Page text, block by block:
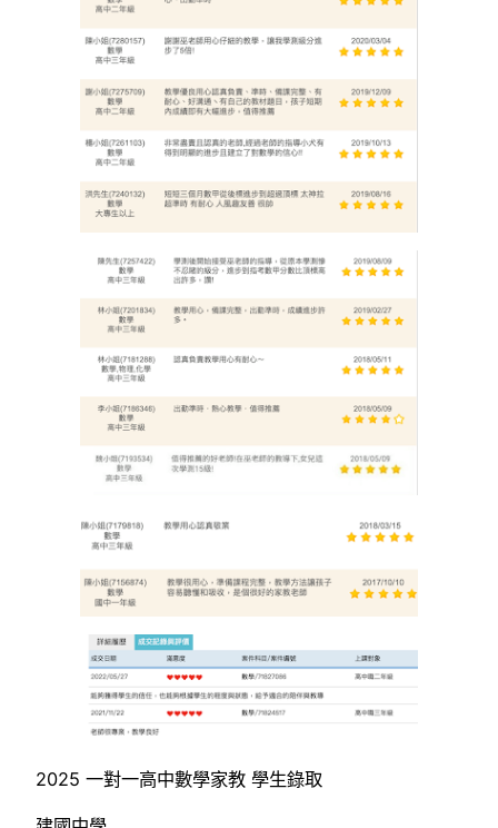
2025 一對一高中數學家教 學生錄取